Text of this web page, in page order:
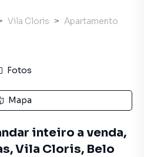
Vila Cloris
Apartamento
Fotos
Mapa
inteiro a venda,
Vila Cloris, Belo